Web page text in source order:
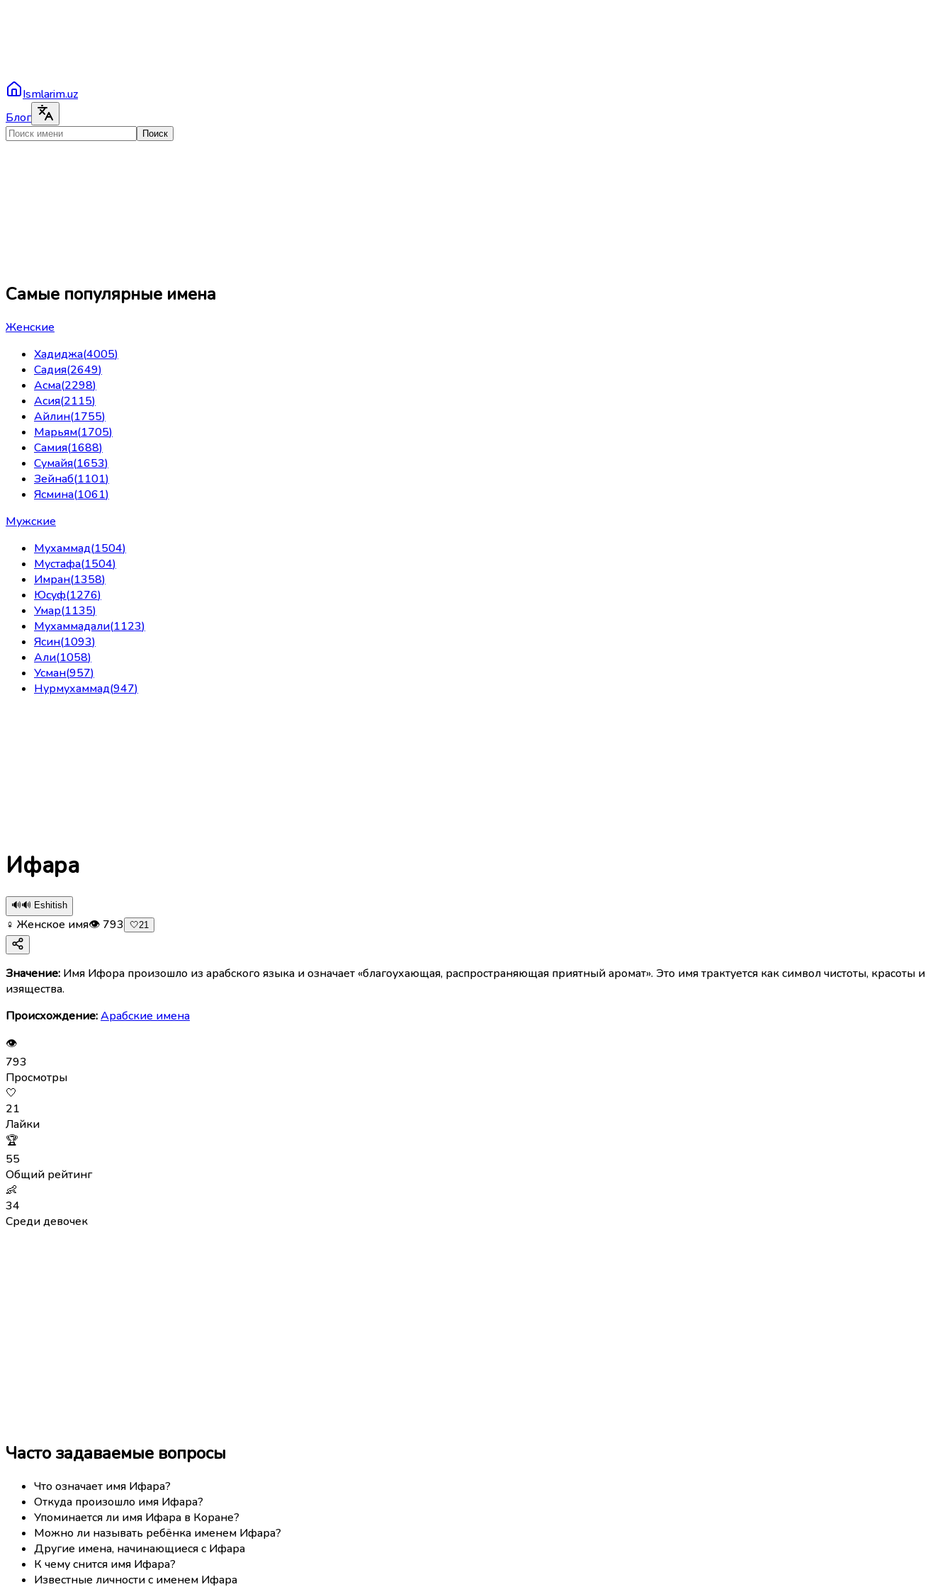
Ismlarim.uz
Блог
Поиск
Самые популярные имена
Женские
Хадиджа(4005)
Садия(2649)
Асма(2298)
Асия(2115)
Айлин(1755)
Марьям(1705)
Самия(1688)
Сумайя(1653)
Зейнаб(1101)
Ясмина(1061)
Мужские
Мухаммад(1504)
Мустафа(1504)
Имран(1358)
Юсуф(1276)
Умар(1135)
Мухаммадали(1123)
Ясин(1093)
Али(1058)
Усман(957)
Нурмухаммад(947)
Ифара
🔊🔊 Eshitish
♀ Женское имя👁 793 🤍21
Значение: Имя Ифора произошло из арабского языка и означает «благоухающая, распространяющая приятный аромат». Это имя трактуется как символ чистоты, красоты и
изящества.
Происхождение:Арабские имена
👁
793
Просмотры
🤍
21
Лайки
🏆
55
Общий рейтинг
👶
34
Среди девочек
Часто задаваемые вопросы
Что означает имя Ифара?
Откуда произошло имя Ифара?
Упоминается ли имя Ифара в Коране?
Можно ли называть ребёнка именем Ифара?
Другие имена, начинающиеся с Ифара
К чему снится имя Ифара?
Известные личности с именем Ифара